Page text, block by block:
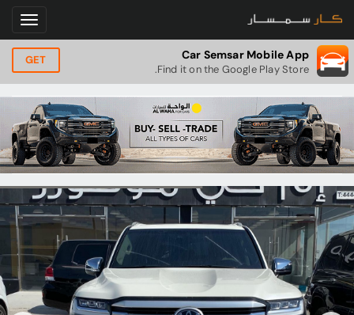
Car Semsar Mobile App
Find it on the Google Play Store.
GET